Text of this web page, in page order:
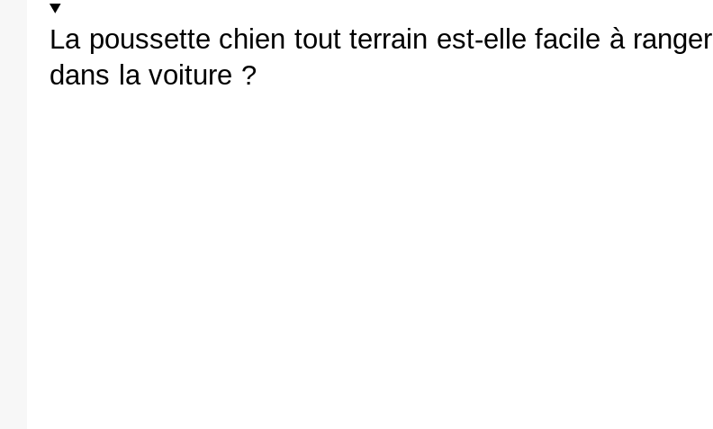
La poussette chien tout terrain est-elle facile à ranger
dans la voiture ?